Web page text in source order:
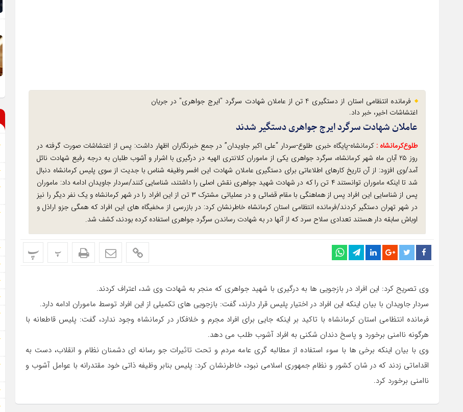
فرمانده انتظامی استان از دستگیری 4 تن از عاملان شهادت سرگرد "ایرج جواهری" در جریان
اغتشاشات اخیر، خبر داد.
عاملان شهادت سرگرد ایرج جواهری دستگیر شدند
طلوع‌‌کرمانشاه : کرمانشاه-پایگاه خبری طلوع-سردار “علی اکبر جاویدان” در جمع خبرنگاران اظهار داشت: پس از اغتشاشات صورت گرفته در
روز ۲۵ آبان ماه شهر کرمانشاه، سرگرد جواهری یکی از ماموران کلانتری الهیه در درگیری با اشرار و آشوب طلبان به درجه رفیع شهادت نائل
آمد/وی افزود: از آن تاریخ کارهای اطلاعاتی برای دستگیری عاملان شهادت این افسر وظیفه شناس با جدیت از سوی پلیس کرمانشاه دنبال
شد تا اینکه ماموران توانستند ۴ تن را که در شهادت شهید جواهری نقش اصلی را داشتند، شناسایی کنند/سردار جاویدان ادامه داد: ماموران
پس از شناسایی این افراد پس از هماهنگی با مقام قضائی و در عملیاتی مشترک ۳ تن از این افراد را در شهر کرمانشاه و یک نفر دیگر را نیز
در شهر تهران دستگیر کردند/فرمانده انتظامی استان کرمانشاه خاطرنشان کرد: در بازرسی از مخفیگاه های این افراد که همگی جزو اراذل و
اوباش سابقه دار هستند تعدادی سلاح سرد که از آنها در به شهادت رساندن سرگرد جواهری استفاده کرده بودند، کشف شد.
پ پ
وی تصریح کرد: این افراد در بازجویی ها به درگیری با شهید جواهری که منجر به شهادت وی شد، اعتراف کردند.
سردار جاویدان با بیان اینکه این افراد در اختیار پلیس قرار دارند، گفت: بازجویی های تکمیلی از این افراد توسط ماموران ادامه دارد.
فرمانده انتظامی استان کرمانشاه با تاکید بر اینکه جایی برای افراد مجرم و خلافکار در کرمانشاه وجود ندارد، گفت: پلیس قاطعانه با
هرگونه ناامنی برخورد و پاسخ دندان شکنی به افراد آشوب طلب می دهد.
وی با بیان اینکه برخی ها با سوء استفاده از مطالبه گری عامه مردم و تحت تاثیرات جو رسانه ای دشمنان نظام و انقلاب، دست به
اقداماتی زدند که در شان کشور و نظام جمهوری اسلامی نبود، خاطرنشان کرد: پلیس بنابر وظیفه ذاتی خود مقتدرانه با عوامل آشوب و
ناامنی برخورد کرد.